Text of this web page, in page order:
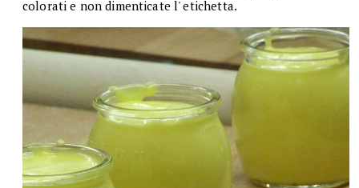
colorati e non dimenticate l' etichetta.